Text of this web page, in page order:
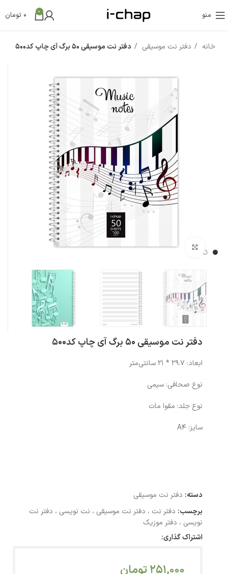
منو 0
0 تومان
خانه دفتر نت موسیقی دفتر نت موسیقی 50 برگ آی چاپ کد500
بزرگنمایی تصویر
دفتر نت موسیقی 50 برگ آی چاپ کد500
ابعاد: 29.7 * 21 سانتی‌متر
نوع صحافی: سیمی
نوع جلد: مقوا مات
سایز: A4
دسته: دفتر نت موسیقی
برچسب: دفتر نت ، دفتر نت موسیقی ، نت نویسی ، دفتر نت
نویسی ، دفتر موزیک
اشتراک گذاری:
251,000تومان